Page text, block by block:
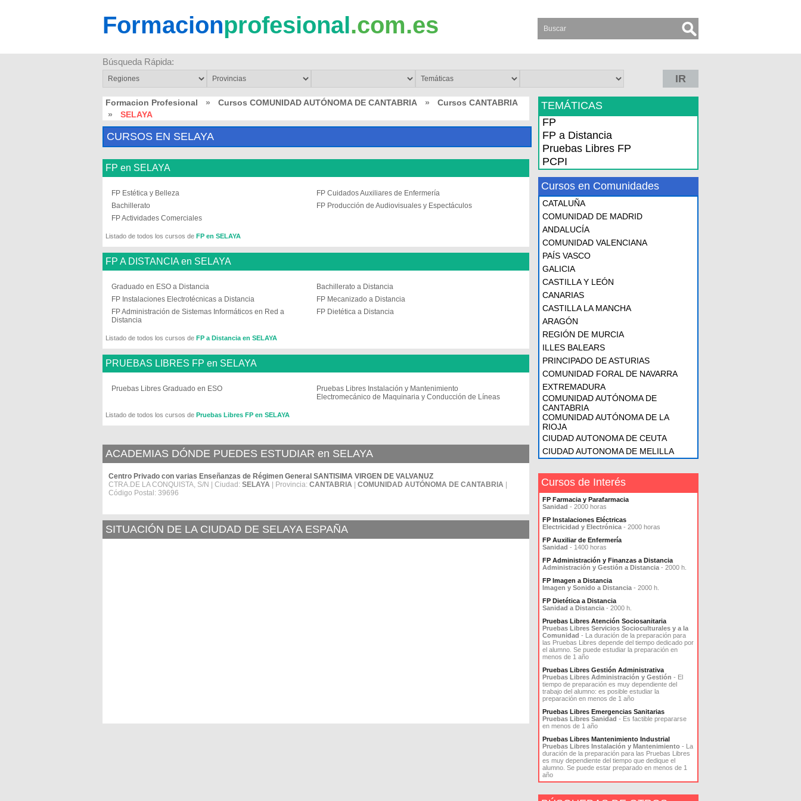
Formacionprofesional.com.es
Búsqueda Rápida:
IR
Formacion Profesional » Cursos COMUNIDAD AUTÓNOMA DE CANTABRIA »
Cursos CANTABRIA
»
SELAYA
CURSOS EN SELAYA
FP en SELAYA
FP Estética y Belleza
FP Cuidados Auxiliares de Enfermería
Bachillerato
FP Producción de Audiovisuales y Espectáculos
FP Actividades Comerciales
Listado de todos los cursos de FP en SELAYA
FP A DISTANCIA en SELAYA
Graduado en ESO a Distancia
Bachillerato a Distancia
FP Instalaciones Electrotécnicas a Distancia
FP Mecanizado a Distancia
FP Administración de Sistemas Informáticos en Red a
Distancia
FP Dietética a Distancia
Listado de todos los cursos de FP a Distancia en SELAYA
PRUEBAS LIBRES FP en SELAYA
Pruebas Libres Graduado en ESO
Pruebas Libres Instalación y Mantenimiento
Electromecánico de Maquinaria y Conducción de Líneas
Listado de todos los cursos de Pruebas Libres FP en SELAYA
ACADEMIAS DÓNDE PUEDES ESTUDIAR en SELAYA
Centro Privado con varias Enseñanzas de Régimen General SANTISIMA VIRGEN DE VALVANUZ
CTRA.DE LA CONQUISTA, S/N | Ciudad: SELAYA | Provincia: CANTABRIA COMUNIDAD AUTÓNOMA DE CANTABRIA
Código Postal: 39696
SITUACIÓN DE LA CIUDAD DE SELAYA ESPAÑA
TEMÁTICAS
FP
FP a Distancia
Pruebas Libres FP
PCPI
Cursos en Comunidades
CATALUÑA
COMUNIDAD DE MADRID
ANDALUCÍA
COMUNIDAD VALENCIANA
PAÍS VASCO
GALICIA
CASTILLA Y LEÓN
CANARIAS
CASTILLA LA MANCHA
ARAGÓN
REGIÓN DE MURCIA
ILLES BALEARS
PRINCIPADO DE ASTURIAS
COMUNIDAD FORAL DE NAVARRA
EXTREMADURA
COMUNIDAD AUTÓNOMA DE
CANTABRIA
COMUNIDAD AUTÓNOMA DE LA
RIOJA
CIUDAD AUTONOMA DE CEUTA
CIUDAD AUTONOMA DE MELILLA
Cursos de Interés
FP Farmacia y Parafarmacia
Sanidad - 2000 horas
FP Instalaciones Eléctricas
Electricidad y Electrónica - 2000 horas
FP Auxiliar de Enfermería
Sanidad - 1400 horas
FP Administración y Finanzas a Distancia
Administración y Gestión a Distancia - 2000 h.
FP Imagen a Distancia
Imagen y Sonido a Distancia - 2000 h.
FP Dietética a Distancia
Sanidad a Distancia - 2000 h.
Pruebas Libres Atención Sociosanitaria
Pruebas Libres Servicios Socioculturales y a la
Comunidad - La duración de la preparación para
las Pruebas Libres depende del tiempo dedicado por
el alumno. Se puede estudiar la preparación en
menos de 1 año
Pruebas Libres Gestión Administrativa
Pruebas Libres Administración y Gestión - El
tiempo de preparación es muy dependiente del
trabajo del alumno: es posible estudiar la
preparación en menos de 1 año
Pruebas Libres Emergencias Sanitarias
Pruebas Libres Sanidad - Es factible prepararse
en menos de 1 año
Pruebas Libres Mantenimiento Industrial
Pruebas Libres Instalación y Mantenimiento - La
duración de la preparación para las Pruebas Libres
es muy dependiente del tiempo que dedique el
alumno. Se puede estar preparado en menos de 1
año